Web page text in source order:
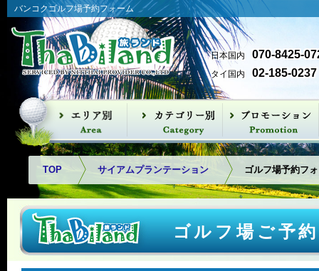
バンコクゴルフ場予約フォーム
日本国内 070-8425-
タイ国内 02-185-0237
バンナー空港方面 タイカントリークラブ
ザ ロイヤル ゴルフ＆カン
トリークラブ
レイクウッド カントリー
クラブ
ムアンゲオ ゴルフコース
タナ シティゴルフ＆カン
トリークラブ
スパブルック ゴルフ クラ
ブ
ウインザーパーク ゴルフ
クラブ
ユニコ グランデ ゴルフコ
ース
バンコク北部
ザ ロイヤル ジェムス ゴル
フ シティ
ナワタニ ゴルフコース
アルパイン ゴルフ＆スポ
ーツクラブ
パンヤーインドラゴルフ
クラブ
パインハーストゴルフ＆
カントリークラブ
リバーデール ゴルフクラ
ブ
カスカタ ゴルフクラブ
ロータスバレー ゴルフコ
ース
バンコク西部
ニカンティ ゴルフクラ
ブ
ロイヤルジェムズ＆スポ
ーツクラブ
スワンゴルフ＆カントリ
ークラブ
ユニランド
ザ ベスト オーシオンゴル
フ
アユタヤ アユタヤ ゴルフクラブ
ラチャカム
パタヤ方面
サイアムカントリークラ
ブ
カオキオ カントリークラ
ブ
ブラパ ゴルフクラブ
レムチャバン国際カント
リークラブ
バンプラ国際ゴルフクラ
ブ
フェニックスゴルフ＆カ
ントリークラブ
パタナスポーツクラブ
TOP サイアムプランテーション ゴルフ場予約フ
ゴルフ場ご予